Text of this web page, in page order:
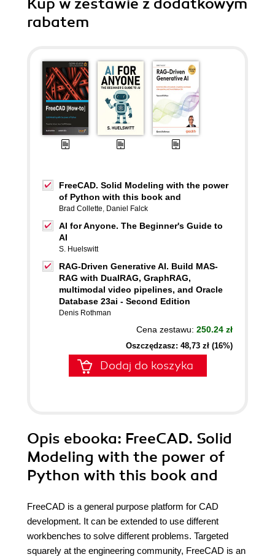
Kup w zestawie z dodatkowym
rabatem
FreeCAD. Solid Modeling with the power
of Python with this book and
Brad Collette, Daniel Falck
AI for Anyone. The Beginner's Guide to
AI
S. Huelswitt
RAG-Driven Generative AI. Build MAS-
RAG with DualRAG, GraphRAG,
multimodal video pipelines, and Oracle
Database 23ai - Second Edition
Denis Rothman
Cena zestawu: 250.24 zł
Oszczędzasz: 48,73 zł (16%)
Dodaj do koszyka
Opis ebooka: FreeCAD. Solid
Modeling with the power of
Python with this book and
FreeCAD is a general purpose platform for CAD
development. It can be extended to use different
workbenches to solve different problems. Targeted
squarely at the engineering community, FreeCAD is an